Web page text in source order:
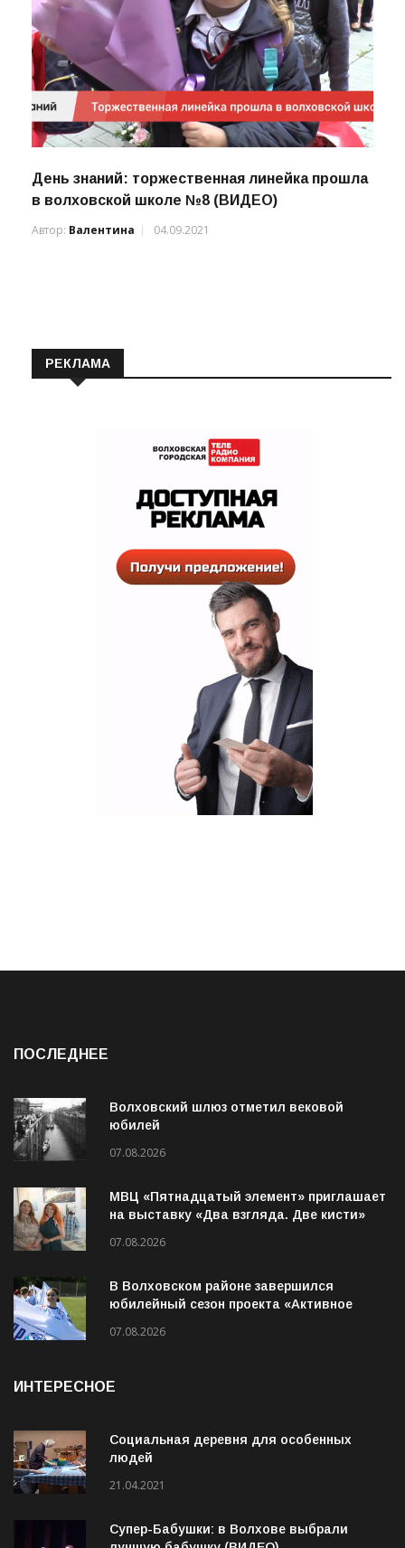
в волховской школе №8 (ВИДЕО)
Волховский шлюз отметил вековой
07.08.2026
МВЦ «Пятнадцатый элемент» приглашает
07.08.2026
В Волховском районе завершился
Социальная деревня для особенных
21.04.2021